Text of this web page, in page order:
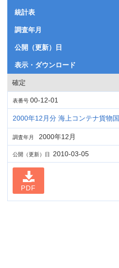
統計表
調査年月
公開（更新）日
表示・ダウンロード
確定
表番号 00-12-01
2000年12月分 海上コンテナ貨物
調査年月 2000年12月
公開（更新）日 2010-03-05
PDF